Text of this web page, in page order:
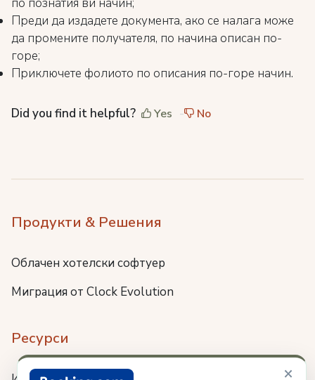
×
Преди да издадете документа, ако се налага може
да промените получателя, по начина описан по-
горе;
Приключете фолиото по описания по-горе начин.
Did you find it helpful? Yes No
Продукти & Решения
Облачен хотелски софтуер
Миграция от Clock Evolution
Ресурси